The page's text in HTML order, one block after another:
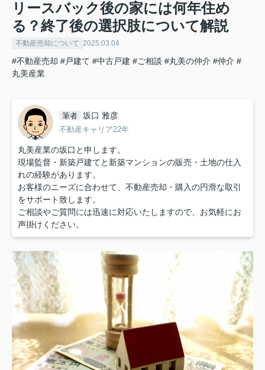
リースバック後の家には何年住め
る？終了後の選択肢について解説
不動産売却について 2025.03.04
#不動産売却 #戸建て #中古戸建 #ご相談 #丸美の仲介 #仲介 #
丸美産業
筆者 坂口 雅彦
不動産キャリア22年
丸美産業の坂口と申します。
現場監督・新築戸建てと新築マンションの販売・土地の仕入
れの経験があります。
お客様のニーズに合わせて、不動産売却・購入の円滑な取引
をサポート致します。
ご相談やご質問には迅速に対応いたしますので、お気軽にお
声掛けください。